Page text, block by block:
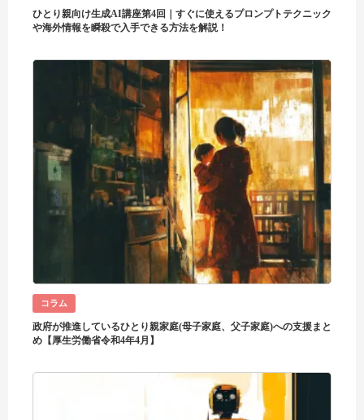
ひとり親向け生成AI講座第4回｜すぐに使えるプロンプトテクニック
や海外情報を瞬殺で入手できる方法を解説！
コラム
政府が推進しているひとり親家庭(母子家庭、父子家庭)への支援まと
め【厚生労働省令和4年4月】